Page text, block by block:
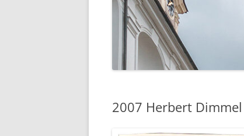
2007 Herbert Dimmel